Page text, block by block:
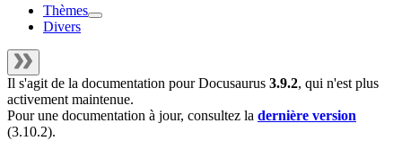
Thèmes
Divers
Il s'agit de la documentation pourDocusaurus 3.9.2, qui n'est plus
activement maintenue.
Pour une documentation à jour, consultez la dernière version
(3.10.2).